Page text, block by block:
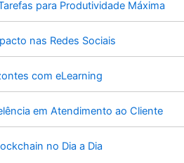
para Produtividade Máxima
nas Redes Sociais
com eLearning
em Atendimento ao Cliente
no Dia a Dia